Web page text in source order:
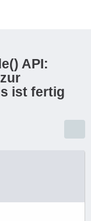
API:
ist fertig